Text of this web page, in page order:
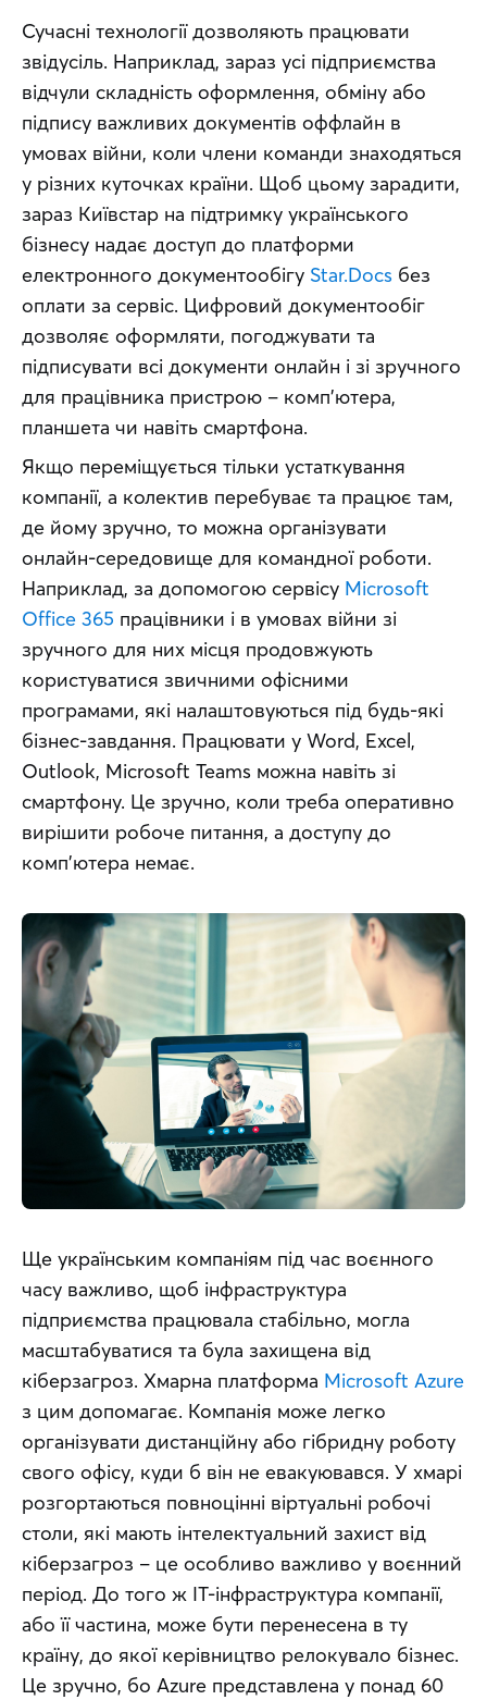
Сучасні технології дозволяють працювати
звідусіль. Наприклад, зараз усі підприємства
відчули складність оформлення, обміну або
підпису важливих документів оффлайн в
умовах війни, коли члени команди знаходяться
у різних куточках країни. Щоб цьому зарадити,
зараз Київстар на підтримку українського
бізнесу надає доступ до платформи
електронного документообігу Star.Docs без
оплати за сервіс. Цифровий документообіг
дозволяє оформляти, погоджувати та
підписувати всі документи онлайн і зі зручного
для працівника пристрою – комп’ютера,
планшета чи навіть смартфона.
Якщо переміщується тільки устаткування
компанії, а колектив перебуває та працює там,
де йому зручно, то можна організувати
онлайн-середовище для командної роботи.
Наприклад, за допомогою сервісу Microsoft
Office 365 працівники і в умовах війни зі
зручного для них місця продовжують
користуватися звичними офісними
програмами, які налаштовуються під будь-які
бізнес-завдання. Працювати у Word, Excel,
Outlook, Microsoft Teams можна навіть зі
смартфону. Це зручно, коли треба оперативно
вирішити робоче питання, а доступу до
комп’ютера немає.
Ще українським компаніям під час воєнного
часу важливо, щоб інфраструктура
підприємства працювала стабільно, могла
масштабуватися та була захищена від
кіберзагроз. Хмарна платформа Microsoft Azure
з цим допомагає. Компанія може легко
організувати дистанційну або гібридну роботу
свого офісу, куди б він не евакуювався. У хмарі
розгортаються повноцінні віртуальні робочі
столи, які мають інтелектуальний захист від
кіберзагроз – це особливо важливо у воєнний
період. До того ж IT-інфраструктура компанії,
або її частина, може бути перенесена в ту
країну, до якої керівництво релокувало бізнес.
Це зручно, бо Azure представлена у понад 60